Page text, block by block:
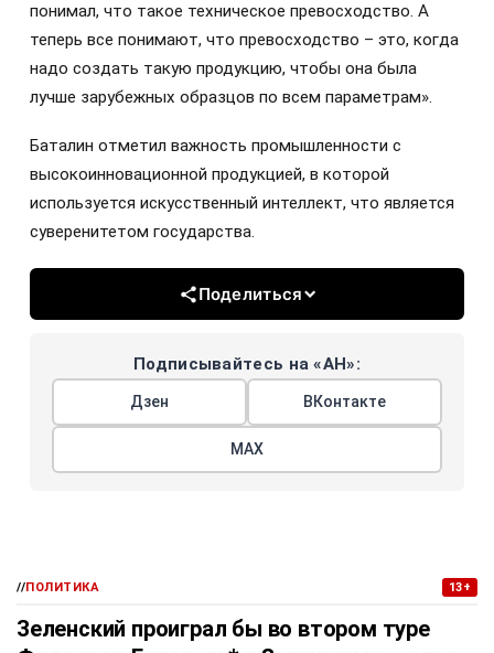
понимал, что такое техническое превосходство. А
теперь все понимают, что превосходство – это, когда
надо создать такую продукцию, чтобы она была
лучше зарубежных образцов по всем параметрам».
Баталин отметил важность промышленности с
высокоинновационной продукцией, в которой
используется искусственный интеллект, что является
суверенитетом государства.
Поделиться
Подписывайтесь на «АН»:
Дзен ВКонтакте
МАХ
//ПОЛИТИКА 13+
Зеленский проиграл бы во втором туре